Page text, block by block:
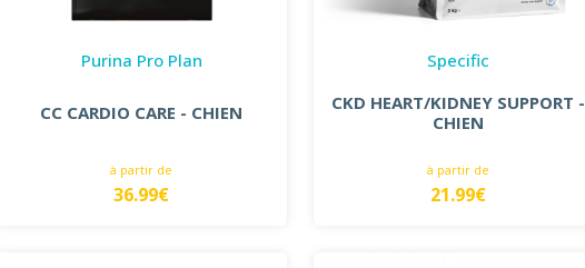
Purina Pro Plan
CC CARDIO CARE - CHIEN
à partir de
36.99€
Specific
CKD HEART/KIDNEY SUPPORT -
CHIEN
à partir de
21.99€